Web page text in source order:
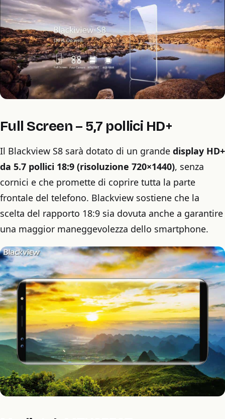
Full Screen – 5,7 pollici HD+
Il Blackview S8 sarà dotato di un grande display HD+
da 5.7 pollici 18:9 (risoluzione 720×1440), senza
cornici e che promette di coprire tutta la parte
frontale del telefono. Blackview sostiene che la
scelta del rapporto 18:9 sia dovuta anche a garantire
una maggior maneggevolezza dello smartphone.